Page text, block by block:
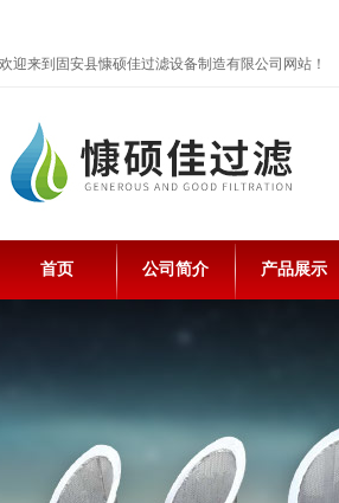
欢迎来到固安县慷硕佳过滤设备制造有限公司网站！
首页 公司简介 产品展示